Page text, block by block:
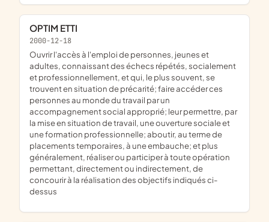
OPTIM ETTI
2000-12-18
ouvrir l'accès à l'emploi de personnes, jeunes et
adultes, connaissant des échecs répétés, socialement
et professionnellement, et qui, le plus souvent, se
trouvent en situation de précarité; faire accéder ces
personnes au monde du travail par un
accompagnement social approprié; leur permettre, par
la mise en situation de travail, une ouverture sociale et
une formation professionnelle; aboutir, au terme de
placements temporaires, à une embauche; et plus
généralement, réaliser ou participer à toute opération
permettant, directement ou indirectement, de
concourir à la réalisation des objectifs indiqués ci-
dessus